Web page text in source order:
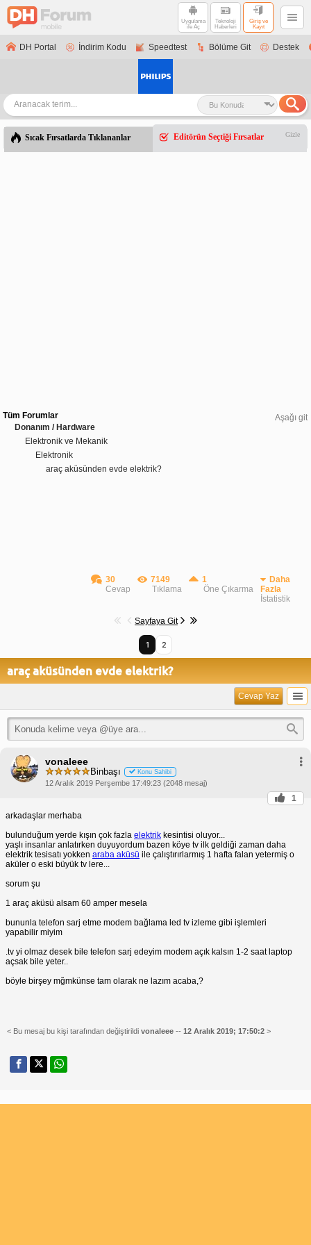
Uygulama
ile Aç
Teknoloji
Haberleri
Giriş ve
Kayıt
DH Portal İndirim Kodu Speedtest Bölüme Git Destek
Sıcak Fırsatlarda Tıklananlar Editörün Seçtiği Fırsatlar Gizle
Aşağı git
Tüm Forumlar
Donanım / Hardware
Elektronik ve Mekanik
Elektronik
araç aküsünden evde elektrik?
30
Cevap
7149
Tıklama
1
Öne Çıkarma
Daha
Fazla
İstatistik
Sayfaya Git
1 2
araç aküsünden evde elektrik?
Cevap Yaz
vonaleee
Binbaşı Konu Sahibi
12 Aralık 2019 Perşembe 17:49:23 (2048 mesaj)
1
arkadaşlar merhaba
bulunduğum yerde kışın çok fazla elektrik kesintisi oluyor...
yaşlı insanlar anlatırken duyuyordum bazen köye tv ilk geldiği zaman daha
elektrik tesisatı yokken araba aküsü ile çalıştırırlarmış 1 hafta falan yetermiş o
aküler o eski büyük tv lere...
sorum şu
1 araç aküsü alsam 60 amper mesela
bununla telefon sarj etme modem bağlama led tv izleme gibi işlemleri
yapabilir miyim
.tv yi olmaz desek bile telefon sarj edeyim modem açık kalsın 1-2 saat laptop
açsak bile yeter..
böyle birşey mğmkünse tam olarak ne lazım acaba,?
< Bu mesaj bu kişi tarafından değiştirildi vonaleee -- 12 Aralık 2019; 17:50:2 >